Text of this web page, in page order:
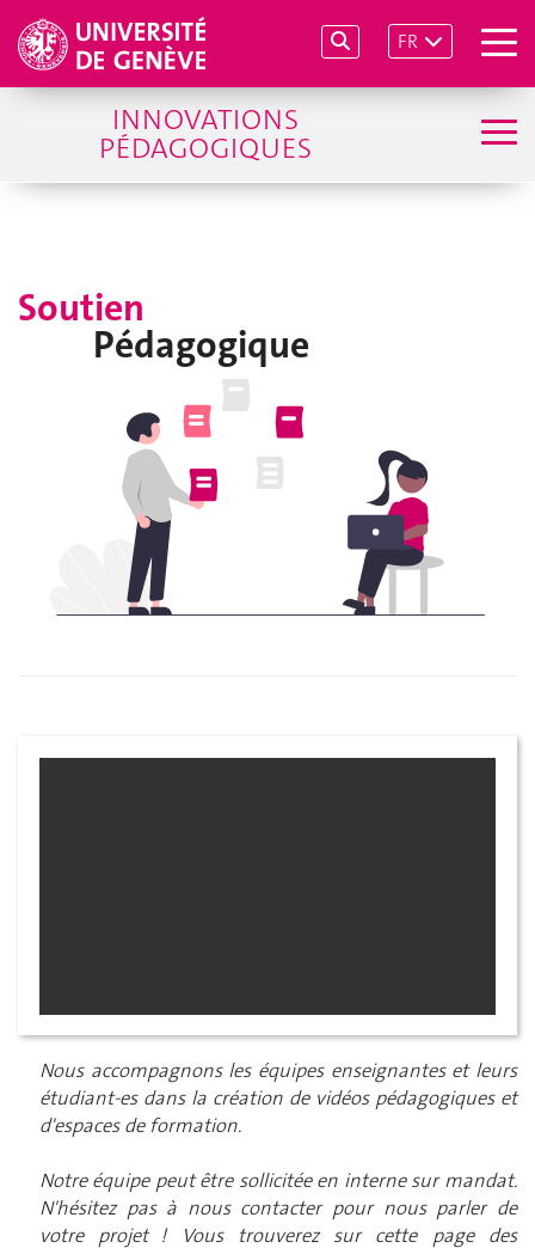
FR
INNOVATIONS
PÉDAGOGIQUES
Soutien
Pédagogique
Nous accompagnons les équipes enseignantes et leurs
étudiant-es dans la création de vidéos pédagogiques et
d'espaces de formation.
Notre équipe peut être sollicitée en interne sur mandat.
N'hésitez pas à nous contacter pour nous parler de
votre projet ! Vous trouverez sur cette page des